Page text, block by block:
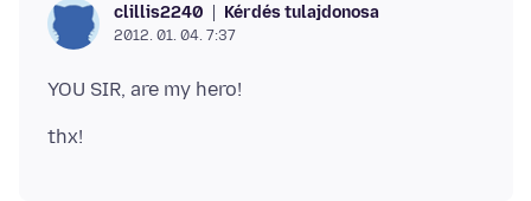
clillis2240 Kérdés tulajdonosa
2012. 01. 04. 7:37